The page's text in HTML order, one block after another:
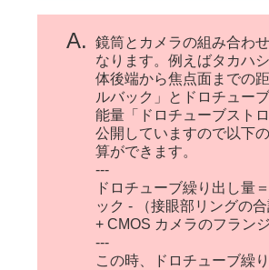
A.
鏡筒とカメラの組み合わ
なります。例えばタカハ
体後端から焦点面までの
ルバック」とドロチュー
能量「ドロチューブスト
公開していますので以下
算ができます。
---
ドロチューブ繰り出し量
ック - （接眼部リングの
+ CMOS カメラのフランジ
---
この時、ドロチューブ繰